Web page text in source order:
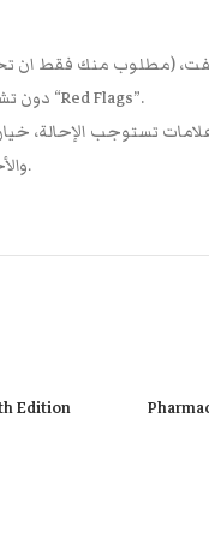
(مطلوب منك فقط
دون تشتت أو نسيان الأسئلة الأساسية والـ “Red Flags”.
والأخطاء وتسريع اتخاذ القرار المهني.
إضافة إلى السلة
Edition